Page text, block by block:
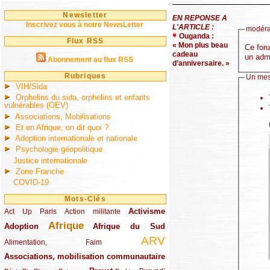
Newsletter
Inscrivez vous à notre NewsLetter
Flux RSS
Abonnement au flux RSS
Rubriques
VIH/Sida
Orphelins du sida, orphelins et enfants
vulnérables (OEV)
Associations, Mobilisations
Et en Afrique, on dit quoi ?
Adoption internationale et nationale
Psychologie géopolitique
Justice internationale
Zone Franche
COVID-19
Mots-Clés
Act Up Paris
(49/289) Action militante
(32/289) Activisme
(73/289)
Adoption
(82/289) Afrique
(161/289) Afrique du Sud
(73/289)
Alimentation, Faim
(48/289) ARV
(203/289)
Associations, mobilisation communautaire
(65/289)
EN REPONSE A
L'ARTICLE :
Ouganda :
« Mon plus beau
cadeau
d’anniversaire. »
Ce
un
Un